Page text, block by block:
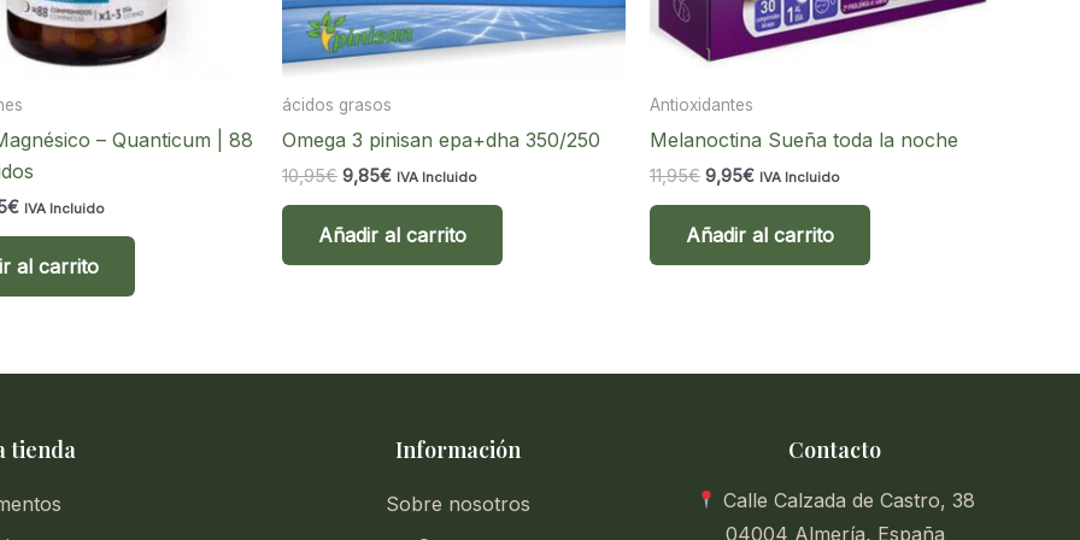
– Quanticum | 88
€El
es:
10,15€.
IVA Incluido
al carrito
ácidos grasos
Omega 3 pinisan epa+dha 350/250
10,95€ El
era:
10,95€.
9,85€El
es:
9,85€.
IVA Incluido
Añadir al carrito
Antioxidantes
Melanoctina Sueña toda la noche
11,95€ El
era:
11,95€.
9,95€El
es:
9,95€.
IVA Incluido
Añadir al carrito
tienda Información
Sobre nosotros
Contacto
Calle Calzada de Castro, 38
04004 Almería, España